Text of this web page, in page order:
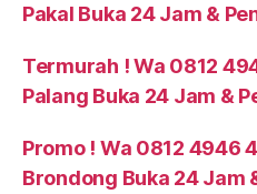
Pakal Buka 24 Jam &
Termurah ! Wa 0812
Palang Buka 24 Jam &
Promo ! Wa 0812 4946
Brondong Buka 24 Jam